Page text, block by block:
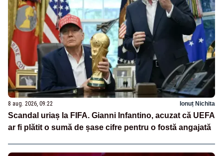
8 aug. 2026, 09:22 Ionuț Nichita
Scandal uriaș la FIFA. Gianni Infantino, acuzat că UEFA
ar fi plătit o sumă de șase cifre pentru o fostă angajată